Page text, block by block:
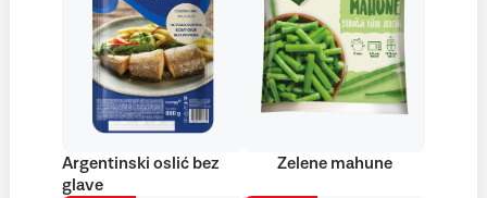
Argentinski oslić bez
glave
Zelene mahune